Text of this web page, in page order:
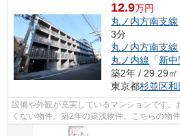
12.9万円
丸ノ内方南支線
3分
丸ノ内方南支線
丸ノ内線 「新中
築2年 / 29.29㎡
東京都杉並区和
設備や外観が充実しているマンションです。
くない物件。築2年の築浅物件。こちらの物
部屋から徒歩3分の場所に駅が位置する...